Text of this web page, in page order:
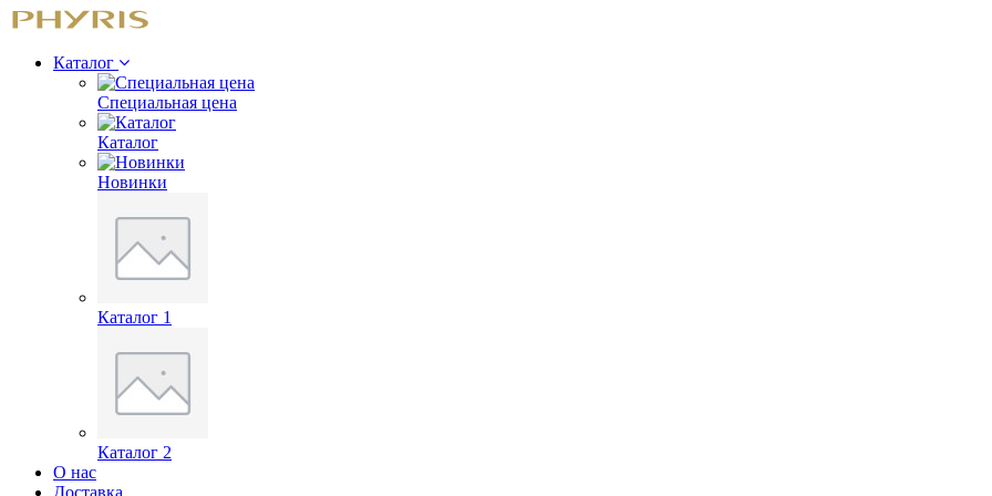
Каталог
Специальная цена
Каталог
Новинки
Каталог 1
Каталог 2
О нас
Доставка